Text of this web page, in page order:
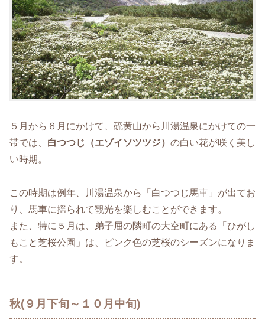
５月から６月にかけて、硫黄山から川湯温泉にかけての一
帯では、 白つつじ（エゾイソツツジ） の白い花が咲く美し
い時期。
この時期は例年、川湯温泉から「白つつじ馬車」が出てお
り、馬車に揺られて観光を楽しむことができます。
また、特に５月は、弟子屈の隣町の大空町にある「ひがし
もこと芝桜公園」は、ピンク色の芝桜のシーズンになりま
す。
秋(９月下旬～１０月中旬)